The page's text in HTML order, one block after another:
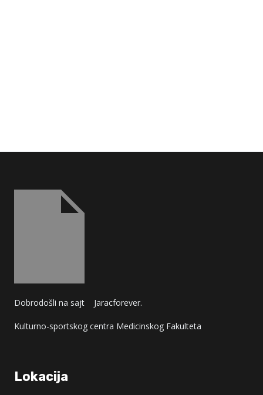
Dobrodošli na sajt Jaracforever.
Kulturno-sportskog centra Medicinskog Fakulteta
Lokacija